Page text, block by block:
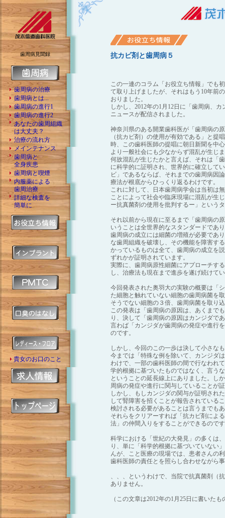
歯周病見聞録
歯周病の治療
歯周病とは...
歯周病の進行1
歯周病の進行2
あなたの歯周組織
は大丈夫？
治療の流れ方
メインテナンス
歯周病と
全身疾患
歯周病と喫煙
内服薬による
歯周治療
詳細な検査を
簡単に
貴女のお口のこと
抗カビ剤と歯周病５
この一連のコラム「お役立ち情報」でも
て取り上げましたが、それはもう10年前
おりました。
しかし、2012年の1月12日に「歯周病、
ニュースが配信されました。
神奈川県のある開業歯科医が「歯周病の
（抗カビ剤）の使用が有効である」と提
時、この歯科医師の提唱に朝日新聞を中
より一般社会にも少なからず混乱が生じ
何故混乱が生じたかと言えば、それは「
に科学的に証明され、世界的に確立して
ビ」であるならば、それまでの歯周病因
療法が根底からひっくり返るわけです。
これに対して、日本歯周病学会は当初は
ことによって社会や臨床現場に混乱が生
ー抗真菌剤の使用を批判するー」という
それ以前から現在に至るまで「歯周病の
いうことは全世界的なスタンダードであ
歯周病の成立には細菌の増殖が必要であ
な歯周組織を破壊し、その機能を障害す
かっているものは全て、歯周病の成立を
ずれかが証明されています。
実際に、歯周病原性細菌にアプローチす
し、治療法も現在まで進歩を遂げ続けて
今回発表された奥羽大の実験の概要は「
た細胞と触れていない細胞の歯周病菌を
そうでない細胞の３倍、歯周病菌を取り
この発表は「歯周病の原因は、あくまで
り、決して「歯周病の原因はカンジダで
言わば「カンジダが歯周病の発症や進行
のです。
しかし、今回のこの一歩は決して小さな
今までは「特殊な例を除いて、カンジダ
わけで、一部の歯科医師の間で行なわれ
学的根拠に基づいたものではなく、言う
ということの延長線上にありました。し
周病の発症や進行に関与していることが
しかし、もしカンジダの関与が証明され
して腎障害を招くことが報告されている
検討される必要があることは言うまでも
それらをクリアーすれば「抗カビ剤によ
法」の仲間入りをすることができるので
科学における「世紀の大発見」の多くは
り、単に「科学的根拠に基づいていない
んが、こと医療の現場では、患者さんの
歯科医師の責任とを照らし合わせながら
、、、というわけで、当院で抗真菌剤（
ありません。
（この文章は2012年の1月25日に書いたも